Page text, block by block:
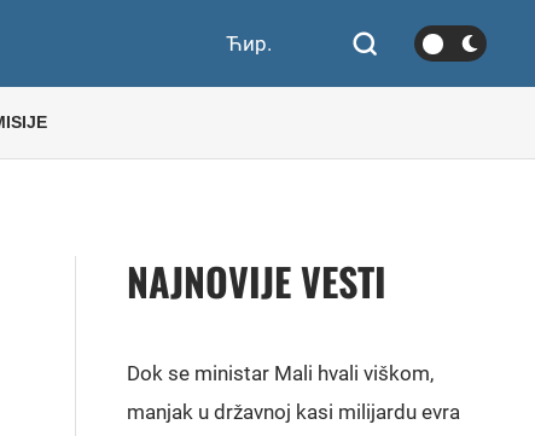
Ћир.
NAJNOVIJE VESTI
Dok se ministar Mali hvali viškom,
manjak u državnoj kasi milijardu evra